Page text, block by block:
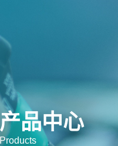
产品中心
Products